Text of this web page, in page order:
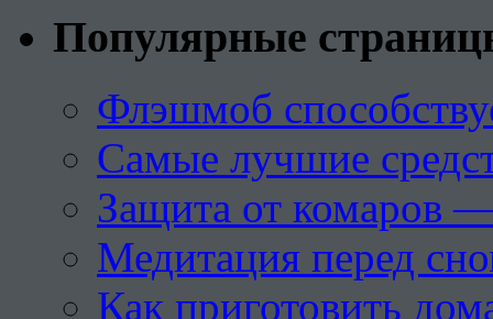
Популярные
Флэшмоб
Самые лучшие
Защита от комаров
Медитация перед
Как приготовить